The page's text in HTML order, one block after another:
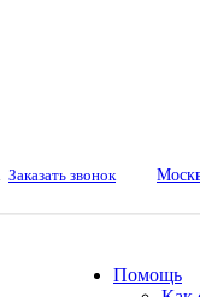
Заказать звонок
Помощь